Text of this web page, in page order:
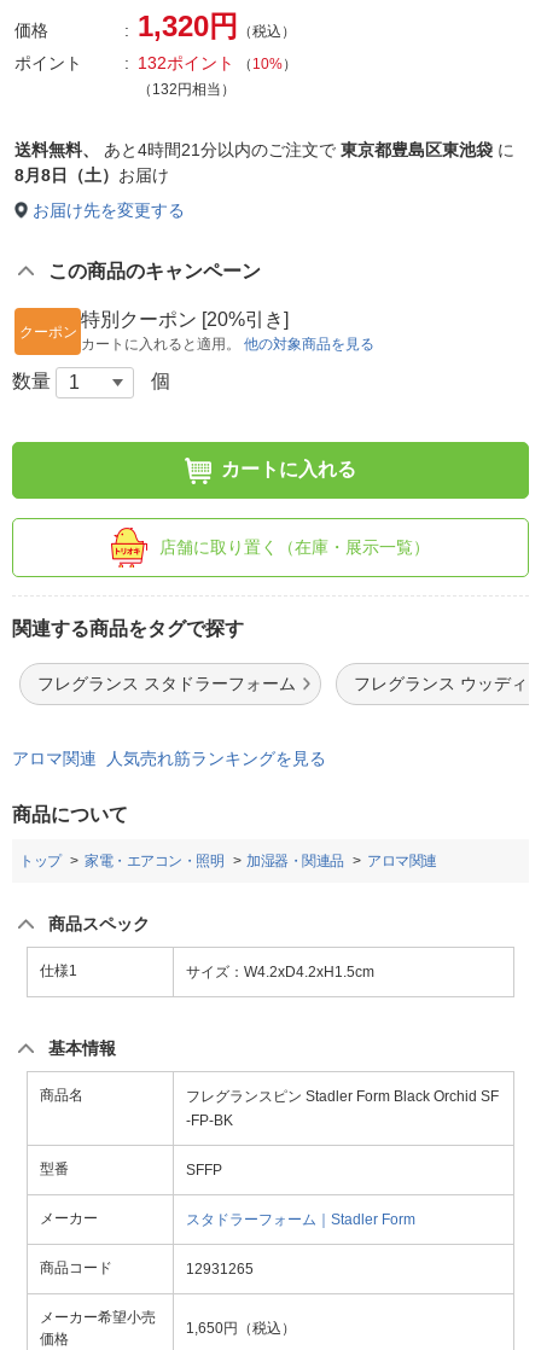
価格 1,320円 （税込）
ポイント 132ポイント （ 10%）
（132円相当）
送料無料、 あと4時間21分以内のご注文で 東京都豊島区東池袋 に
8月8日（土） お届け
お届け先を変更する
この商品のキャンペーン
クーポン
特別クーポン [20%引き]
カートに入れると適用。 他の対象商品を見る
数量 個
カートに入れる
店舗に取り置く（在庫・展示一覧）
関連する商品をタグで探す
フレグランス スタドラーフォーム フレグランス ウッディ
アロマ関連 人気売れ筋ランキングを見る
商品について
トップ 家電・エアコン・照明 加湿器・関連品 アロマ関連
商品スペック
仕様1 サイズ：W4.2xD4.2xH1.5cm
基本情報
商品名
フレグランスピン Stadler Form Black Orchid SF
-FP-BK
型番 SFFP
メーカー スタドラーフォーム｜Stadler Form
商品コード 12931265
メーカー希望小売
価格
1,650円（税込）